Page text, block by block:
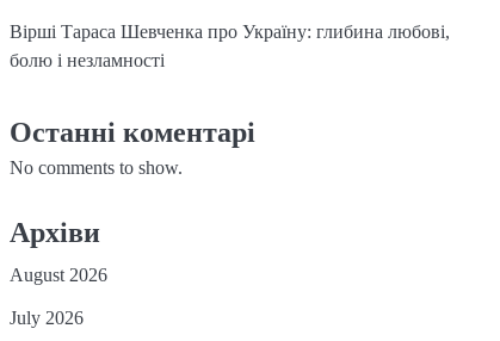
Вірші Тараса Шевченка про Україну: глибина любові,
болю і незламності
Останні коментарі
No comments to show.
Архіви
August 2026
July 2026